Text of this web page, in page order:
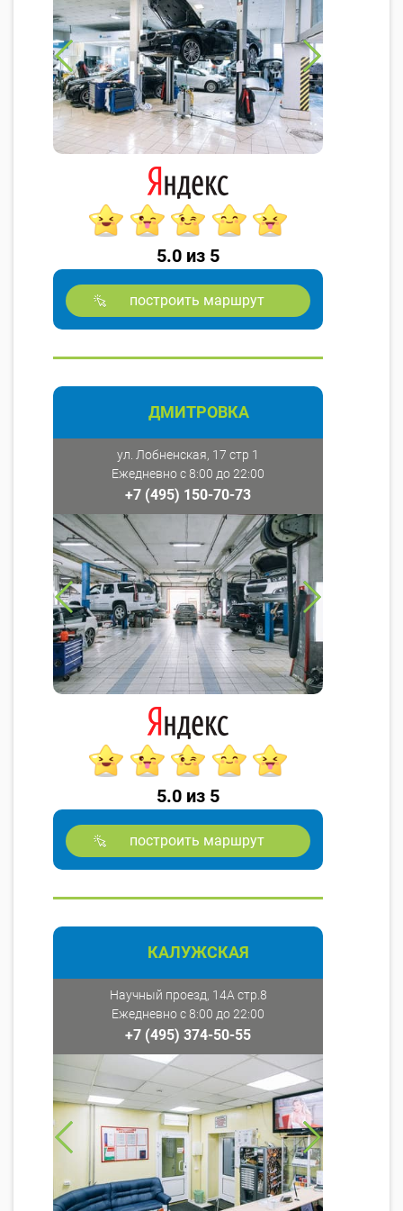
5.0 из 5
построить маршрут
ДМИТРОВКА
ул. Лобненская, 17 стр 1
Ежедневно с 8:00 до 22:00
+7 (495) 150-70-73
5.0 из 5
построить маршрут
КАЛУЖСКАЯ
Научный проезд, 14А стр.8
Ежедневно с 8:00 до 22:00
+7 (495) 374-50-55